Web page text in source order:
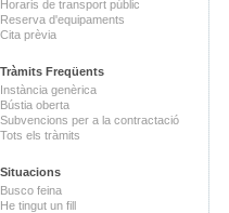
Horaris de transport públic
Reserva d'equipaments
Cita prèvia
Tràmits Freqüents
Instància genèrica
Bústia oberta
Subvencions per a la contractació
Tots els tràmits
Situacions
Busco feina
He tingut un fill